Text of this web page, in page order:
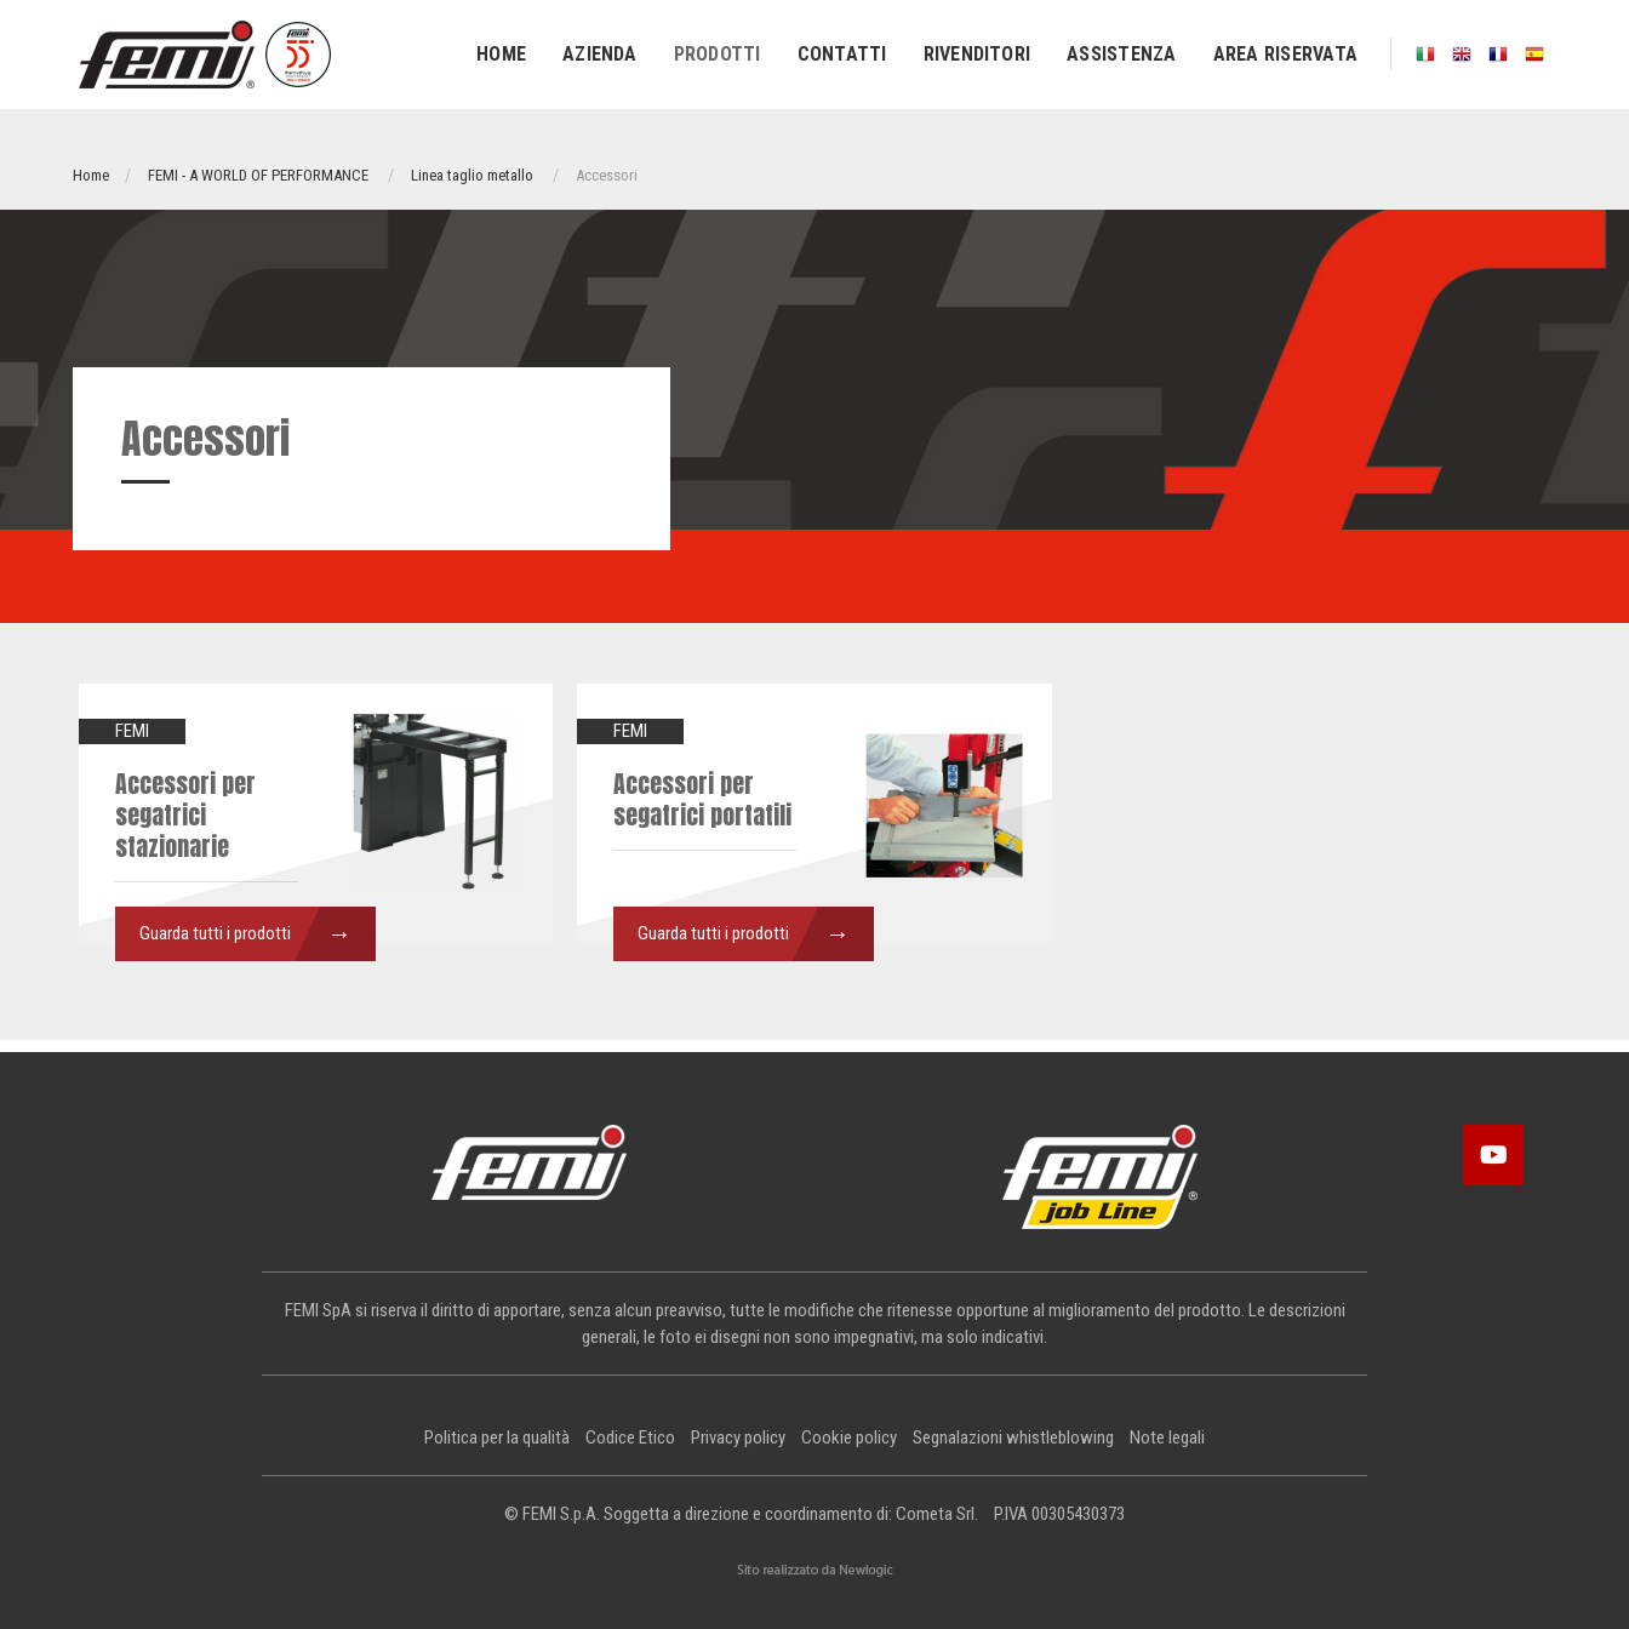
HOME AZIENDA PRODOTTI CONTATTI RIVENDITORI ASSISTENZA AREA RISERVATA
Home FEMI - A WORLD OF PERFORMANCE Linea taglio metallo Accessori
Accessori
FEMI
Accessori per
segatrici
stazionarie
Guarda tutti i prodotti →
FEMI
Accessori per
segatrici portatili
Guarda tutti i prodotti →
FEMI SpA si riserva il diritto di apportare, senza alcun preavviso, tutte le modifiche che ritenesse opportune al miglioramento del prodotto. Le descrizioni
generali, le foto ei disegni non sono impegnativi, ma solo indicativi.
Politica per la qualità Codice Etico Privacy policy Cookie policy Segnalazioni whistleblowing Note legali
© FEMI S.p.A. Soggetta a direzione e coordinamento di: Cometa Srl. P.IVA 00305430373